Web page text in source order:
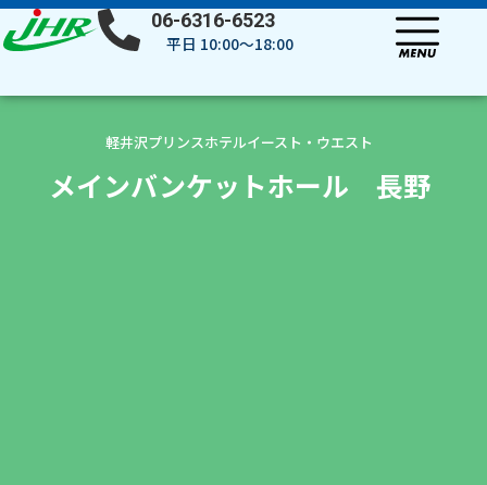
内
容
キ
06-6316-6523
平日 10:00～18:00
軽井沢プリンスホテルイースト・ウエスト
メインバンケットホール 長野